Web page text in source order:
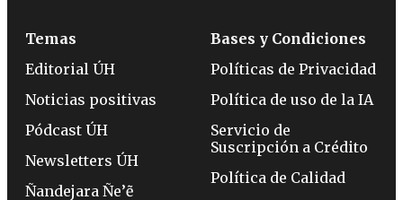
Temas
Editorial ÚH
Noticias positivas
Pódcast ÚH
Newsletters ÚH
Ñandejara Ñe’ẽ
Bases y Condiciones
Políticas de Privacidad
Política de uso de la IA
Servicio de
Suscripción a Crédito
Política de Calidad